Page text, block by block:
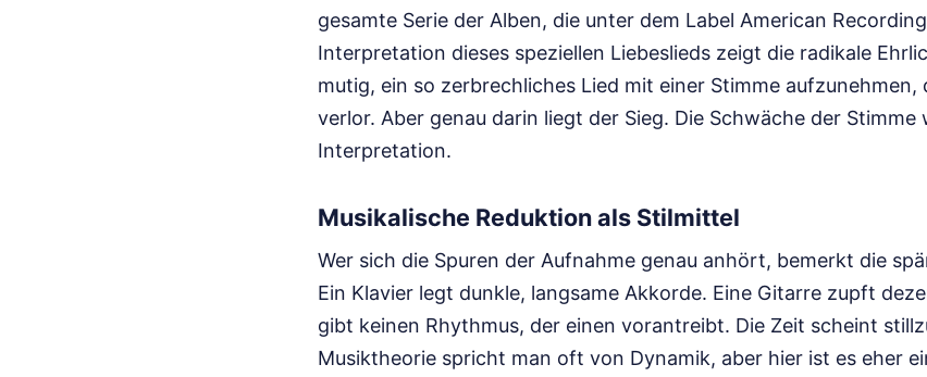
gesamte Serie der Alben, die unter dem Label American
Interpretation dieses speziellen Liebeslieds zeigt die radikale
mutig, ein so zerbrechliches Lied mit einer Stimme aufzunehmen,
verlor. Aber genau darin liegt der Sieg. Die Schwäche der Stimme
Interpretation.
Musikalische Reduktion als Stilmittel
Wer sich die Spuren der Aufnahme genau anhört, bemerkt die
Ein Klavier legt dunkle, langsame Akkorde. Eine Gitarre zupft
gibt keinen Rhythmus, der einen vorantreibt. Die Zeit scheint
Musiktheorie spricht man oft von Dynamik, aber hier ist es eher